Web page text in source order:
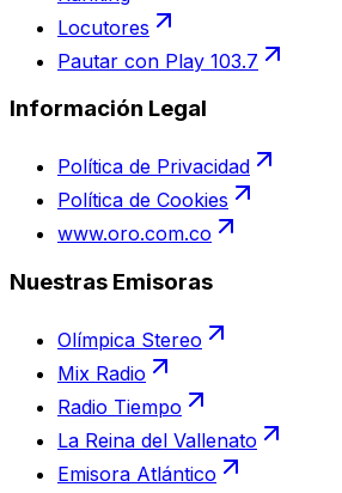
Locutores
Pautar con Play 103.7
Información Legal
Política de Privacidad
Política de Cookies
www.oro.com.co
Nuestras Emisoras
Olímpica Stereo
Mix Radio
Radio Tiempo
La Reina del Vallenato
Emisora Atlántico